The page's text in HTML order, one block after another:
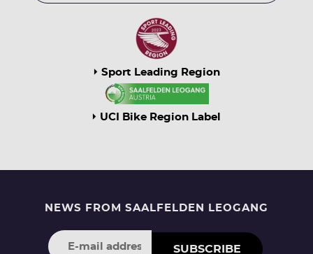
Sport Leading Region
UCI Bike Region Label
NEWS FROM SAALFELDEN LEOGANG
SUBSCRIBE